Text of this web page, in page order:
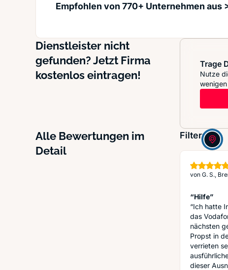
Empfohlen von 770+ Unternehmen aus
Dienstleister nicht
gefunden? Jetzt Firma
kostenlos eintragen!
Trage
Nutze
Alle Bewertungen im
Detail
Filter:
von G. S.,
“Hilfe”
“Ich hatte
das
nächsten
Propst in
verrieten
dieser